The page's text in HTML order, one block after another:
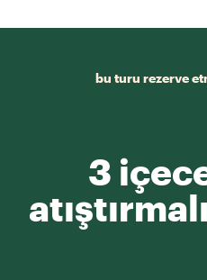
bu turu rezerve
3